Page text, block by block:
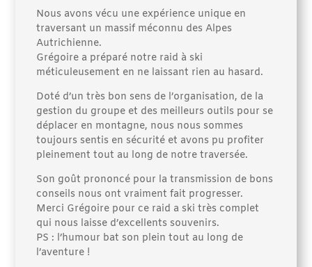
Nous avons vécu une expérience unique en
traversant un massif méconnu des Alpes
Autrichienne.
Grégoire a préparé notre raid à ski
méticuleusement en ne laissant rien au hasard.
Doté d’un très bon sens de l’organisation, de la
gestion du groupe et des meilleurs outils pour se
déplacer en montagne, nous nous sommes
toujours sentis en sécurité et avons pu profiter
pleinement tout au long de notre traversée.
Son goût prononcé pour la transmission de bons
conseils nous ont vraiment fait progresser.
Merci Grégoire pour ce raid a ski très complet
qui nous laisse d’excellents souvenirs.
PS : l’humour bat son plein tout au long de
l’aventure !